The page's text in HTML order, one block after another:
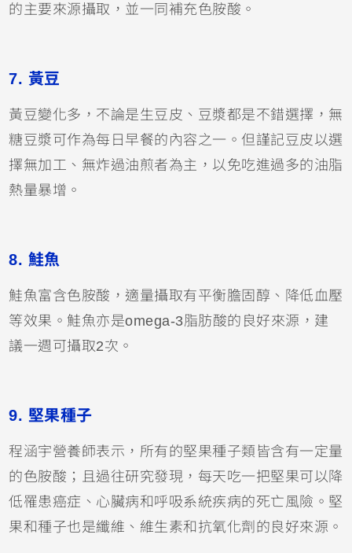
的主要來源攝取，並一同補充色胺酸。
7. 黃豆
黃豆變化多，不論是生豆皮、豆漿都是不錯選擇，無
糖豆漿可作為每日早餐的內容之一。但謹記豆皮以選
擇無加工、無炸過油煎者為主，以免吃進過多的油脂
熱量暴增。
8. 鮭魚
鮭魚富含色胺酸，適量攝取有平衡膽固醇、降低血壓
等效果。鮭魚亦是omega-3脂肪酸的良好來源，建
議一週可攝取2次。
9. 堅果種子
程涵宇營養師表示，所有的堅果種子類皆含有一定量
的色胺酸；且過往研究發現，每天吃一把堅果可以降
低罹患癌症、心臟病和呼吸系統疾病的死亡風險。 堅
果和種子也是纖維、維生素和抗氧化劑的良好來源。